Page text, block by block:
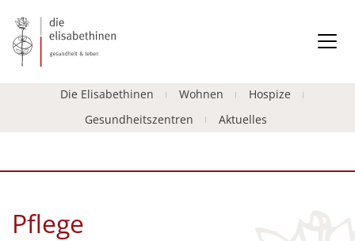
Die Elisabethinen Wohnen
Hospize
Gesundheitszentren
Aktuelles
Pflege